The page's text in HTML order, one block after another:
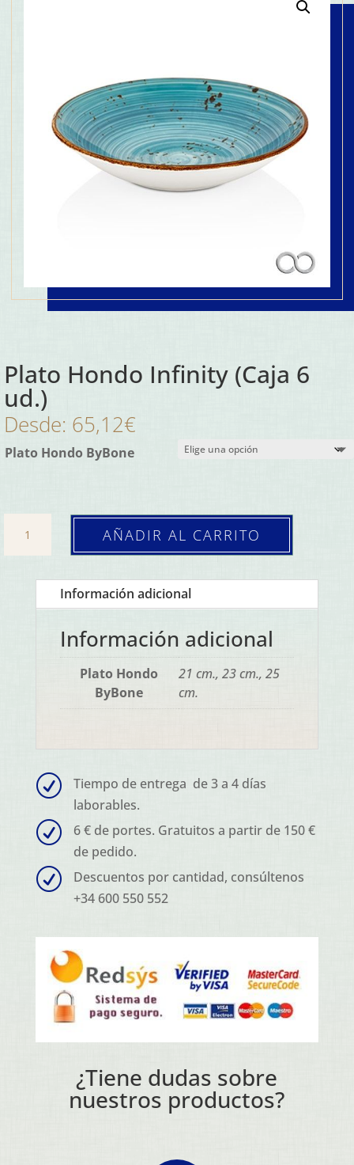
Plato Hondo Infinity (Caja 6
ud.)
Desde: 65,12€
Plato Hondo ByBone
Hondo
AÑADIR AL CARRITO
Información adicional
Información adicional
Plato Hondo
ByBone
21 cm., 23 cm., 25
cm.
R
Tiempo de entrega de 3 a 4 días
laborables.
R
6 € de portes. Gratuitos a partir de 150 €
de pedido.
R
Descuentos por cantidad, consúltenos
+34 600 550 552
¿Tiene dudas sobre
nuestros productos?